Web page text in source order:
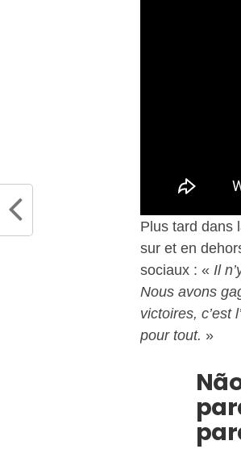
Plus tard dans
sur et en
sociaux : « Il
Nous avons
victoires, c’est
pour tout. »